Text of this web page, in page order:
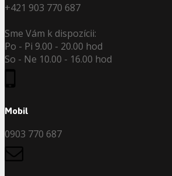
+421 903 770 687
Sme Vám k dispozícii:
Po - Pi 9.00 - 20.00 hod
So - Ne 10.00 - 16.00 hod
Mobil
0903 770 687